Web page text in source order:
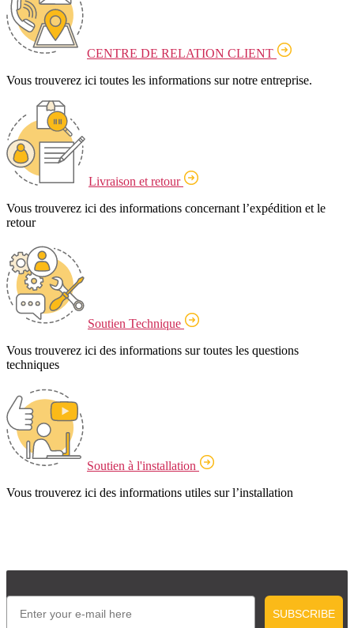
CENTRE DE RELATION CLIENT
Vous trouverez ici toutes les informations sur notre entreprise.
Livraison et retour
Vous trouverez ici des informations concernant l’expédition et le
retour
Soutien Technique
Vous trouverez ici des informations sur toutes les questions
techniques
Soutien à l'installation
Vous trouverez ici des informations utiles sur l’installation
Email
SUBSCRIBE